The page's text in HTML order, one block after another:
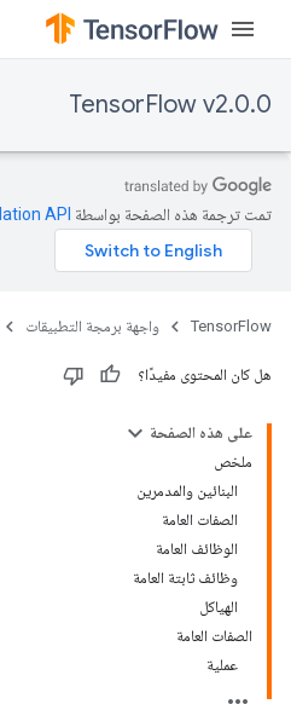
TensorFlow v2.0.0
تمت ترجمة هذه الصفحة بواسطة API‏
TensorFlow واجهة برمجة التطبيقات
هل كان المحتوى مفيدًا؟
على هذه الصفحة
ملخص
البنائين والمدمرين
الصفات العامة
الوظائف العامة
وظائف ثابتة العامة
الهياكل
الصفات العامة
عملية